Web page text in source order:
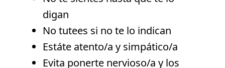
digan
No tutees si no te lo indican
Estáte atento/a y simpático/a
Evita ponerte nervioso/a y los